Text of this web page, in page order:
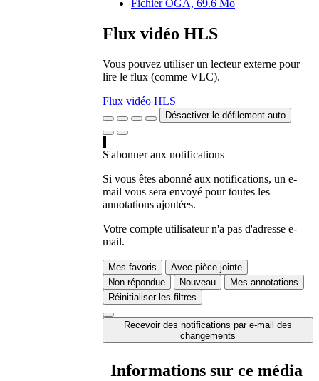
Fichier OGA, 69.6 Mo
Flux vidéo HLS
Vous pouvez utiliser un lecteur externe pour
lire le flux (comme VLC).
Flux vidéo HLS
Désactiver le défilement auto
S'abonner aux notifications
Si vous êtes abonné aux notifications, un e-
mail vous sera envoyé pour toutes les
annotations ajoutées.
Votre compte utilisateur n'a pas d'adresse e-
mail.
Mes favoris
Avec pièce jointe
Non répondue
Nouveau
Mes annotations
Réinitialiser les filtres
Recevoir des notifications par e-mail des
changements
Informations sur ce média